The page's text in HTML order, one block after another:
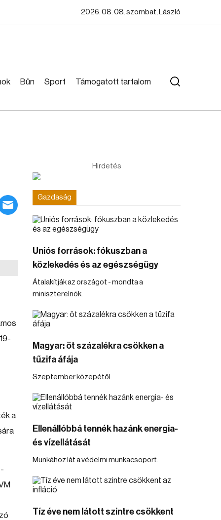
2026. 08. 08. szombat, László
Bűn Sport Támogatott tartalom
a
Hirdetés
Gazdaság
Uniós források: fókuszban a
közlekedés és az egészségügy
Átalakítják az országot - mondta a
miniszterelnök.
Magyar: öt százalékra csökken a
tűzifa áfája
Szeptember közepétől.
Ellenállóbbá tennék hazánk energia-
és vízellátását
Munkához lát a védelmi munkacsoport.
Tíz éve nem látott szintre csökkent